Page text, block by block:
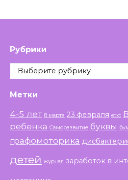
Рубрики
Рубрики
Метки
4-5 лет 8 марта 23 февраля etxt
ребенка Саморазвитие буквы
графомоторика
детей журнал заработок в